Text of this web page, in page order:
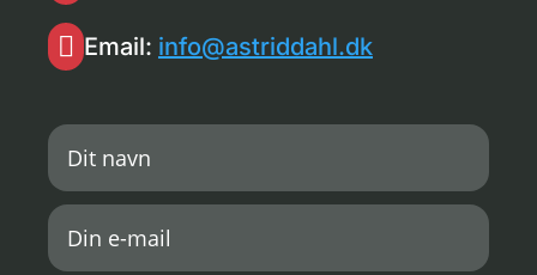
 Email: info@astriddahl.dk